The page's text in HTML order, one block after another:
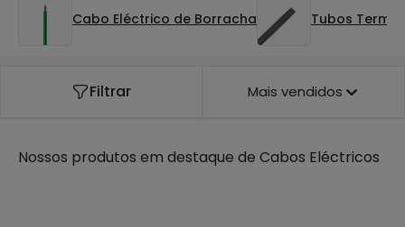
Cabo Eléctrico de Borracha Tubos Termo
Filtrar Mais vendidos
Nossos produtos em destaque de Cabos Eléctricos